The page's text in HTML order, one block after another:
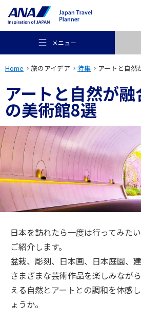
メニュー
おすすめの旅
旅のアイデア
行き先
旅のお役立ち情報
ANA サービス
Home 旅のアイデア 特集 アートと自然
アートと自然が
の美術館8選
日本を訪れたら一度は行ってみた
ご紹介します。
盆栽、彫刻、日本画、日本庭園、
さまざまな芸術作品を楽しみなが
える自然とアートとの調和を体感
ょうか。